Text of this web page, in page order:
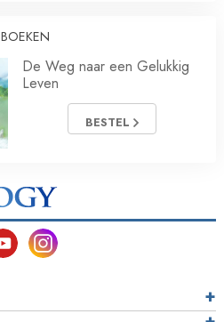
BOEKEN
De Weg naar een Gelukkig
Leven
BESTEL